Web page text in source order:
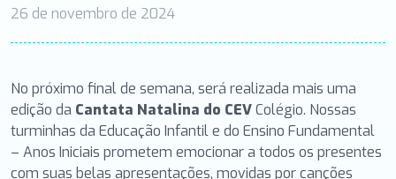
26 de novembro de 2024
No próximo final de semana, será realizada mais uma
edição da Cantata Natalina do CEVColégio. Nossas
turminhas da Educação Infantil e do Ensino Fundamental
– Anos Iniciais prometem emocionar a todos os presentes
com suas belas apresentações, movidas por canções